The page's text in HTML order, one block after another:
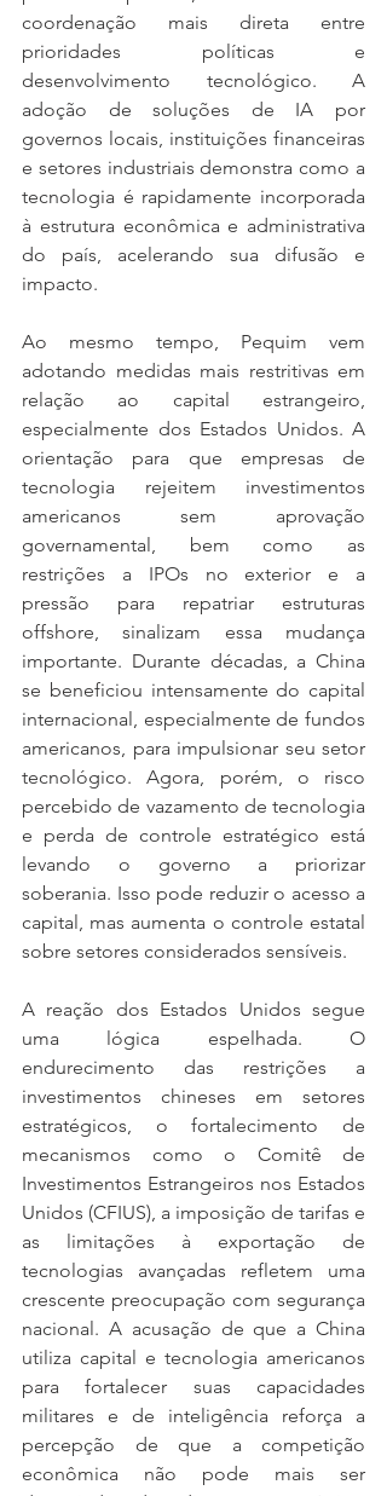
coordenação mais direta entre
prioridades políticas e
desenvolvimento tecnológico. A
adoção de soluções de IA por
governos locais, instituições financeiras
e setores industriais demonstra como a
tecnologia é rapidamente incorporada
à estrutura econômica e administrativa
do país, acelerando sua difusão e
impacto.
Ao mesmo tempo, Pequim vem
adotando medidas mais restritivas em
relação ao capital estrangeiro,
especialmente dos Estados Unidos. A
orientação para que empresas de
tecnologia rejeitem investimentos
americanos sem aprovação
governamental, bem como as
restrições a IPOs no exterior e a
pressão para repatriar estruturas
offshore, sinalizam essa mudança
importante. Durante décadas, a China
se beneficiou intensamente do capital
internacional, especialmente de fundos
americanos, para impulsionar seu setor
tecnológico. Agora, porém, o risco
percebido de vazamento de tecnologia
e perda de controle estratégico está
levando o governo a priorizar
soberania. Isso pode reduzir o acesso a
capital, mas aumenta o controle estatal
sobre setores considerados sensíveis.
A reação dos Estados Unidos segue
uma lógica espelhada. O
endurecimento das restrições a
investimentos chineses em setores
estratégicos, o fortalecimento de
mecanismos como o Comitê de
Investimentos Estrangeiros nos Estados
Unidos (CFIUS), a imposição de tarifas e
as limitações à exportação de
tecnologias avançadas refletem uma
crescente preocupação com segurança
nacional. A acusação de que a China
utiliza capital e tecnologia americanos
para fortalecer suas capacidades
militares e de inteligência reforça a
percepção de que a competição
econômica não pode mais ser